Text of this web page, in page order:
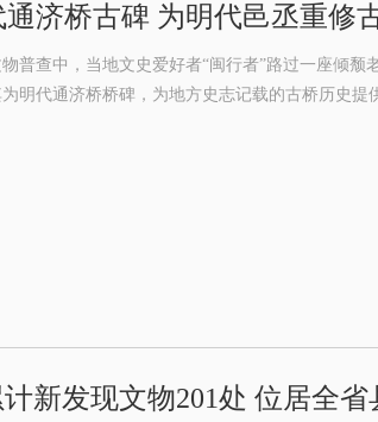
济桥古碑 为明代邑丞重修
普查中，当地文史爱好者“闽行者”路过一座倾
明代通济桥桥碑，为地方史志记载的古桥历史提
新发现文物201处 位居全